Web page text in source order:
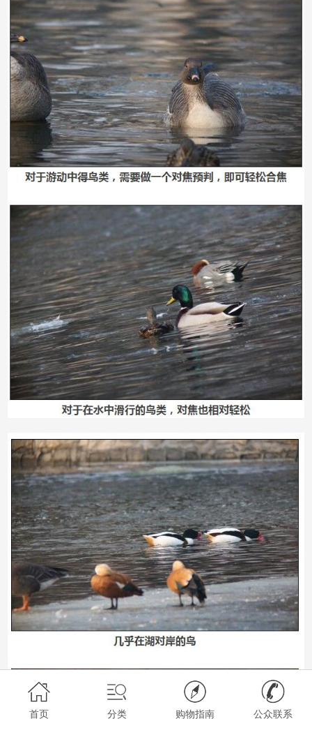
首页 分类 购物指南 公众联系